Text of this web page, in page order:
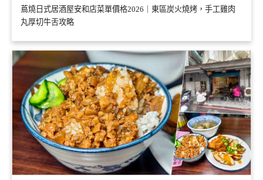
蔦燒日式居酒屋安和店菜單價格2026｜東區炭火燒烤，手工雞肉
丸厚切牛舌攻略